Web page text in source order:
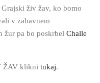
živ žav, ko bomo
v zabavnem
žur pa bo poskrbel Challe
ŽAV klikni tukaj.